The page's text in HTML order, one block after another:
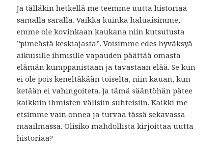
Ja tälläkin hetkellä me teemme uutta historiaa
samalla saralla. Vaikka kuinka haluaisimme,
emme ole kovinkaan kaukana niin kutsutusta
”pimeästä keskiajasta”. Voisimme edes hyväksyä
aikuisille ihmisille vapauden päättää omasta
elämän kumppanistaan ja tavastaan elää. Se kun
ei ole pois keneltäkään toiselta, niin kauan, kun
ketään ei vahingoiteta. Ja tämä sääntöhän pätee
kaikkiin ihmisten välisiin suhteisiin. Kaikki me
etsimme vain onnea ja turvaa tässä sekavassa
maailmassa. Olisiko mahdollista kirjoittaa uutta
historiaa?